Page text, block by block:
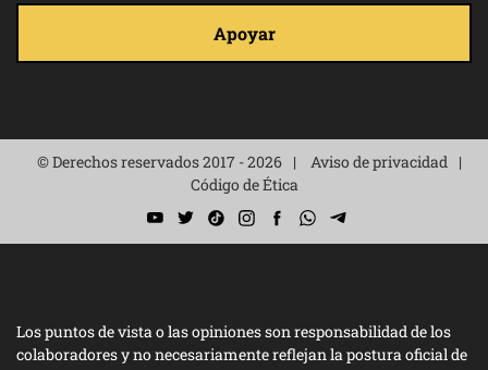
Apoyar
© Derechos reservados 2017 - 2026
Aviso de privacidad
Código de Ética
Los puntos de vista o las opiniones son responsabilidad de los
colaboradores y no necesariamente reflejan la postura oficial de